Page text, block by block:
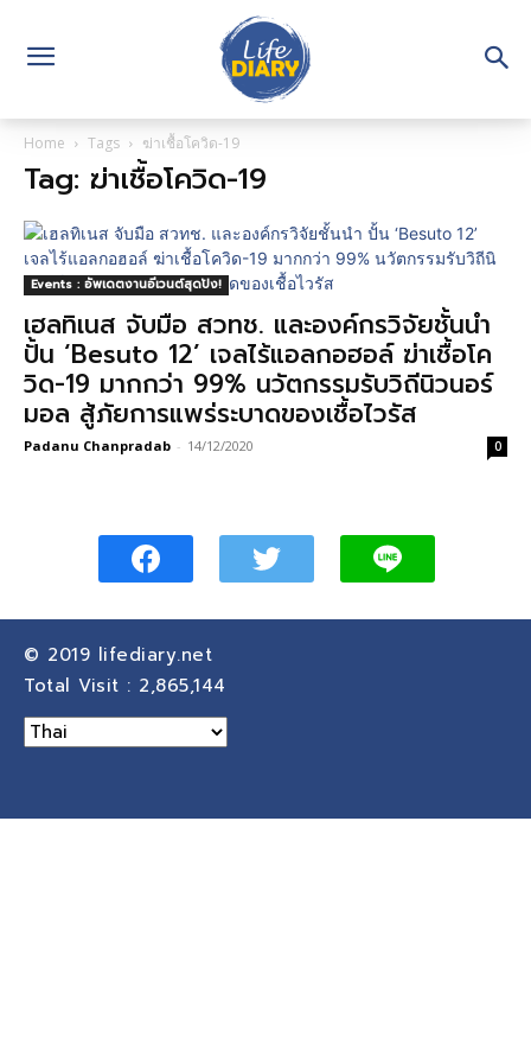
Home Tags ฆ่าเชื้อโควิด-19
Tag: ฆ่าเชื้อโควิด-19
Events : อัพเดตงานอีเวนต์สุดปัง!
เฮลทิเนส จับมือ สวทช. และองค์กรวิจัยชั้นนำ
ปั้น ‘Besuto 12’ เจลไร้แอลกอฮอล์ ฆ่าเชื้อโค
วิด-19 มากกว่า 99% นวัตกรรมรับวิถีนิวนอร์
มอล สู้ภัยการแพร่ระบาดของเชื้อไวรัส
Padanu Chanpradab - 14/12/2020 0
© 2019 lifediary.net
Total Visit : 2,865,144